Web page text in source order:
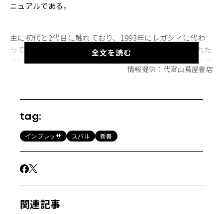
ニュアルである。
主に初代と2代目に触れており、1993年にレガシィに代わ
って登場したグループAデビュー戦から、苦戦を強いられた
2代目までのラリーレビューをカラー写真を交え、詳しく記
録。更にはシャシー、空力、足回り、エンジン、トランス
速さのメカニズムを学ぶ事が出来る。
また、勝利に貢献した歴代ドライバー(アリバタネン、カル
ロス・サインツなど)やコドライバー、リザルト、ライバル
の紹介もあり、ファンには堪らない内容に仕上がってい
る。
というと歴史も学ぶ事も出来る写真資料集に近い内容とい
全文を読む
情報提供：代官山蔦屋書店
tag:
インプレッサ スバル 新書
関連記事